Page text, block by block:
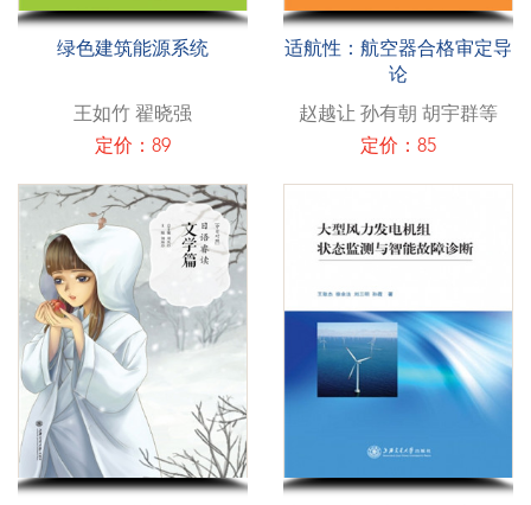
绿色建筑能源系统
王如竹 翟晓强
定价：89
适航性：航空器合格审定导
论
赵越让 孙有朝 胡宇群等
定价：85